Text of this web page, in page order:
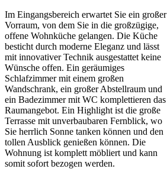
Im Eingangsbereich erwartet Sie ein großer
Vorraum, von dem Sie in die großzügige,
offene Wohnküche gelangen. Die Küche
besticht durch moderne Eleganz und lässt
mit innovativer Technik ausgestattet keine
Wünsche offen. Ein geräumiges
Schlafzimmer mit einem großen
Wandschrank, ein großer Abstellraum und
ein Badezimmer mit WC komplettieren das
Raumangebot. Ein Highlight ist die große
Terrasse mit unverbaubaren Fernblick, wo
Sie herrlich Sonne tanken können und den
tollen Ausblick genießen können. Die
Wohnung ist komplett möbliert und kann
somit sofort bezogen werden.